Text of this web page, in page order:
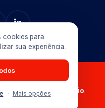
direitos reservados.
Produzido por Maxio.
cookies para
sua experiência.
· Mais opções